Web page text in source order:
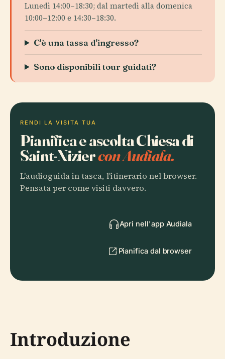
Lunedì 14:00–18:30; dal martedì alla domenica
10:00–12:00 e 14:30–18:30.
C'è una tassa d'ingresso?
Sono disponibili tour guidati?
RENDI LA VISITA TUA
Pianifica e ascolta Chiesa di
Saint-Niziercon Audiala.
L'audioguida in tasca, l'itinerario nel browser.
Pensata per come visiti davvero.
Apri nell'app Audiala
Pianifica dal browser
Introduzione